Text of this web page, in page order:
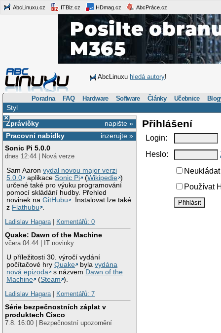
AbcLinuxu.cz ITBiz.cz HDmag.cz AbcPráce.cz
AbcLinuxu hledá autory!
Poradna FAQ Hardware Software Články Učebnice
Styl
×
napište »
Zprávičky
inzerujte »
Pracovní nabídky
Sonic Pi 5.0.0
dnes 12:44 | Nová verze
Sam Aaronvydal novou major verzi
5.0.0
aplikaceSonic Pi (Wikipedie )
určené také pro výuku programování
pomocí skládání hudby. Přehled
novinek naGitHubu
. Instalovat lze také
z Flathubu
Ladislav Hagara| Komentářů: 0
Quake: Dawn of the Machine
včera 04:44 | IT novinky
U příležitosti 30. výročí vydání
počítačové hryQuake bylavydána
nová epizoda
s názvem Dawn of the
Machine
(Steam ).
Ladislav Hagara| Komentářů: 7
Série bezpečnostních záplat v
produktech Cisco
7.8. 16:00 | Bezpečnostní upozornění
Přihlášení
Login:
Heslo:
Používat